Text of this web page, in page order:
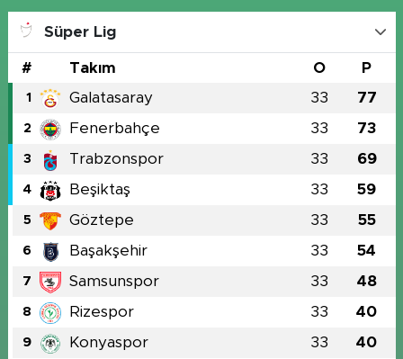
Süper Lig
# Takım O P
1 Galatasaray 33 77
2 Fenerbahçe 33 73
3 Trabzonspor 33 69
4 Beşiktaş 33 59
5 Göztepe 33 55
6 Başakşehir 33 54
7 Samsunspor 33 48
8 Rizespor 33 40
9 Konyaspor 33 40